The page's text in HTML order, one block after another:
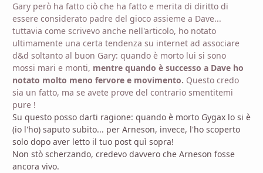
Gary però ha fatto ciò che ha fatto e merita di diritto di
essere considerato padre del gioco assieme a Dave...
tuttavia come scrivevo anche nell'articolo, ho notato
ultimamente una certa tendenza su internet ad associare
d&d soltanto al buon Gary: quando è morto lui si sono
mossi mari e monti, mentre quando è successo a Dave ho
notato molto meno fervore e movimento. Questo credo
sia un fatto, ma se avete prove del contrario smentitemi
pure !
Su questo posso darti ragione: quando è morto Gygax lo si è
(io l'ho) saputo subito... per Arneson, invece, l'ho scoperto
solo dopo aver letto il tuo post quì sopra!
Non stò scherzando, credevo davvero che Arneson fosse
ancora vivo.